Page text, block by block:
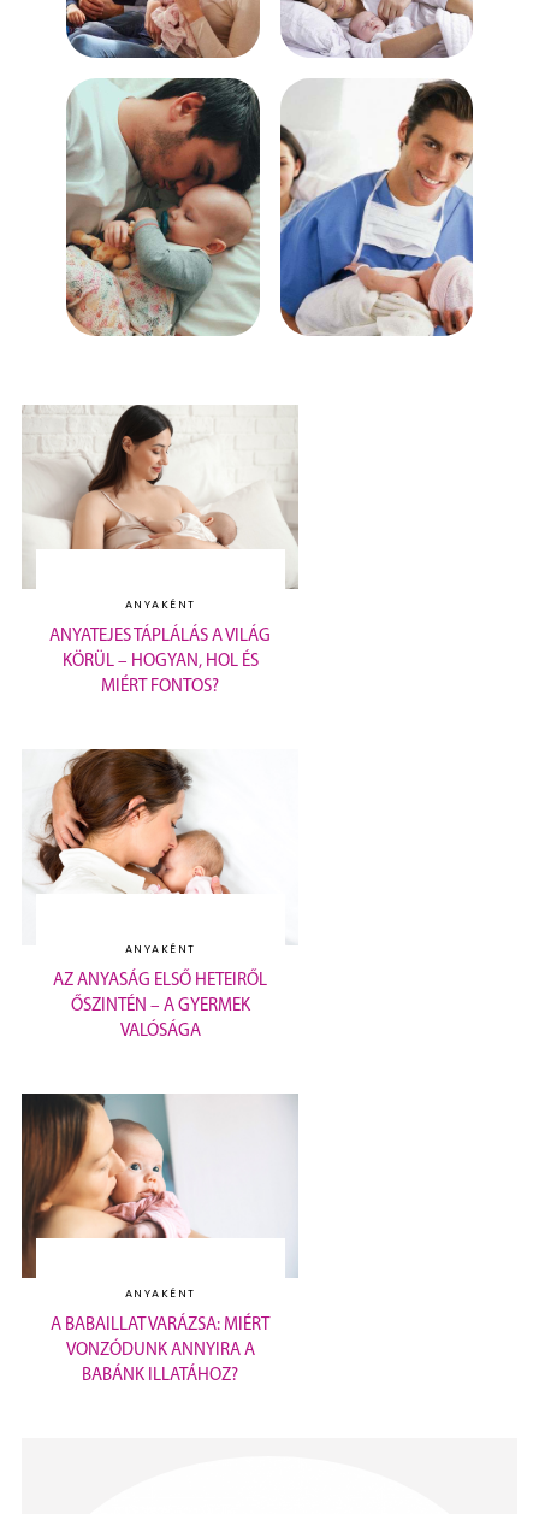
ANYAKÉNT
ANYATEJES TÁPLÁLÁS A VILÁG
KÖRÜL – HOGYAN, HOL ÉS
MIÉRT FONTOS?
ANYAKÉNT
AZ ANYASÁG ELSŐ HETEIRŐL
ŐSZINTÉN – A GYERMEK
VALÓSÁGA
ANYAKÉNT
A BABAILLAT VARÁZSA: MIÉRT
VONZÓDUNK ANNYIRA A
BABÁNK ILLATÁHOZ?